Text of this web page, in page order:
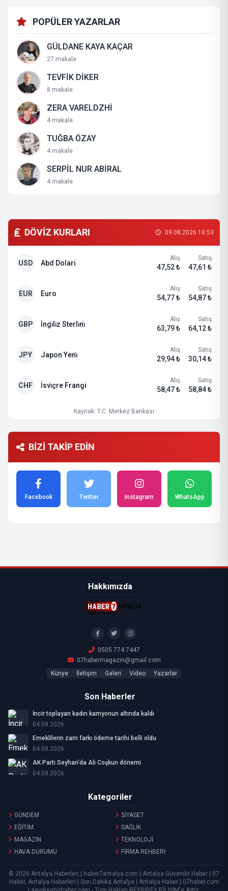
POPÜLER YAZARLAR
GÜLDANE KAYA KAÇAR
27 makale
TEVFİK DİKER
8 makale
ZERA VARELDZHİ
4 makale
TUĞBA ÖZAY
4 makale
SERPİL NUR ABİRAL
4 makale
DÖVİZ KURLARI 09.08.2026 10:53
USD Abd Dolari
Alış
47,52 ₺
Satış
47,61 ₺
EUR Euro
Alış
54,77 ₺
Satış
54,87 ₺
GBP İngi̇li̇z Sterli̇ni̇
Alış
63,79 ₺
Satış
64,12 ₺
JPY Japon Yeni̇
Alış
29,94 ₺
Satış
30,14 ₺
CHF İsvi̇çre Frangi
Alış
58,47 ₺
Satış
58,84 ₺
Kaynak: T.C. Merkez Bankası
BİZİ TAKİP EDİN
Facebook Twitter Instagram WhatsApp
Hakkımızda
0505 774 7447
07habermagazin@gmail.com
Künye
İletişim Galeri Video Yazarlar
Son Haberler
İncir toplayan kadın kamyonun altında kaldı
04.08.2026
Emeklilerin zam farkı ödeme tarihi belli oldu
04.08.2026
AK Parti Seyhan’da Ali Coşkun dönemi
04.08.2026
Kategoriler
GÜNDEM
SİYASET
EĞİTİM
SAĞLIK
MAGAZİN
TEKNOLOJİ
HAVA DURUMU
FİRMA REHBERİ
© 2026 Antalya Haberleri | haber7antalya.com | Antalya Güvenilir Haber | 07
Haber, Antalya Haberleri | Son Dakika Antalya | Antalya Haber | 07haber.com